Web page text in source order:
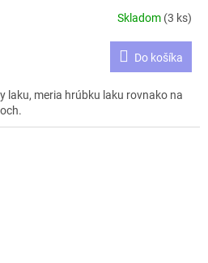
Skladom (3 ks)
Do košíka
laku, meria hrúbku laku rovnako na